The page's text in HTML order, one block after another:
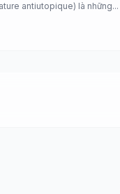
antiutopique) là những...